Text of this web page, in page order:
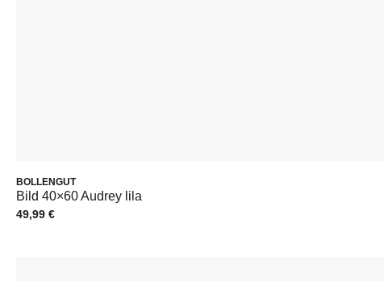
BOLLENGUT
Bild 40×60 Audrey lila
49,99 €